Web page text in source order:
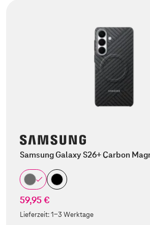
Samsung Galaxy S26+ Carbon
59,95 €
Lieferzeit:1-3 Werktage